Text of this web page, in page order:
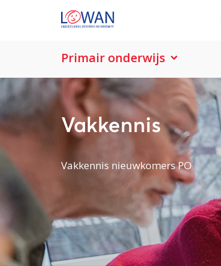
Primair onderwijs
Vakkennis
Vakkennis nieuwkomers PO